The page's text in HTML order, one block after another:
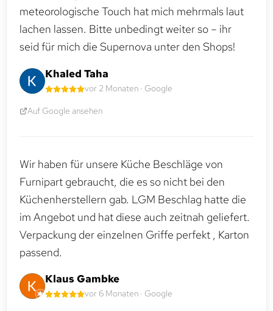
meteorologische Touch hat mich mehrmals laut
lachen lassen. Bitte unbedingt weiter so – ihr
seid für mich die Supernova unter den Shops!
Khaled Taha
vor 2 Monaten · Google
Auf Google ansehen
Wir haben für unsere Küche Beschläge von
Furnipart gebraucht, die es so nicht bei den
Küchenherstellern gab. LGM Beschlag hatte die
im Angebot und hat diese auch zeitnah geliefert.
Verpackung der einzelnen Griffe perfekt , Karton
passend.
Klaus Gambke
vor 6 Monaten · Google